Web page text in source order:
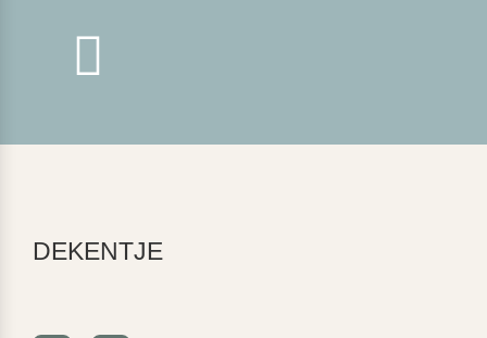

DEKENTJE